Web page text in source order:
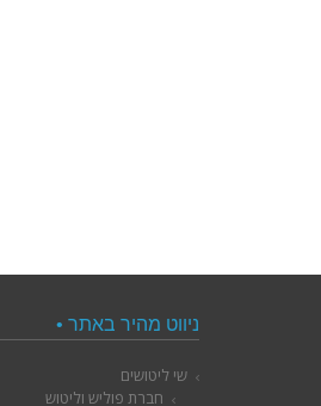
ניווט מהיר באתר •
שי ליטושים
חברת פוליש וליטוש